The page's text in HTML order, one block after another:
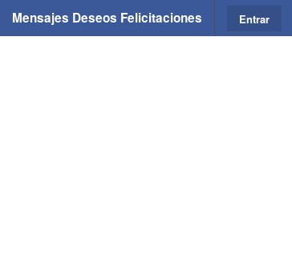
Mensajes Deseos Felicitaciones Entrar